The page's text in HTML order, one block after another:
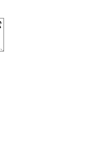
en stock
sera de retour en
quand elle
être averti
Clique
XXL non